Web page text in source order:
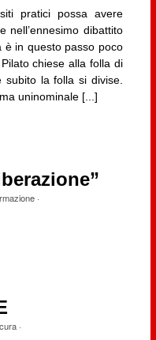
pratici possa avere
nell’ennesimo dibattito
è in questo passo poco
chiese alla folla di
la folla si divise.
uninominale [...]
·
·